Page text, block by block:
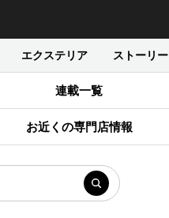
エクステリア ストーリー
連載一覧
お近くの専門店情報